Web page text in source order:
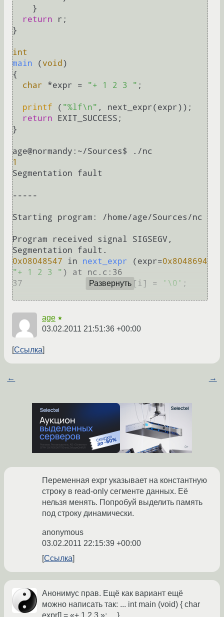
return r;
}
int
main
(void )
{
char *expr = "+ 1 2 3 " ;
printf ( "%lf\n" , next_expr(expr));
return EXIT_SUCCESS;
}
1
Segmentation fault
-----
Starting program: /home/age/Sources/nc
Program received signal SIGSEGV,
0x08048547 in next_expr (expr=0x8048694
"+ 1 2 3 " )
at nc.c:36
37		    expr[i] =
'\0' ;
Развернуть
age ★
03.02.2011 21:51:36 +00:00
Ссылка
← →
Переменная expr указывает на константную
строку в read-only сегменте данных. Её
нельзя менять. Попробуй выделить память
под строку динамически.
anonymous
03.02.2011 22:15:39 +00:00
Ссылка
Анонимус прав. Ещё как вариант ещё
можно написать так: ... int main (void) { char